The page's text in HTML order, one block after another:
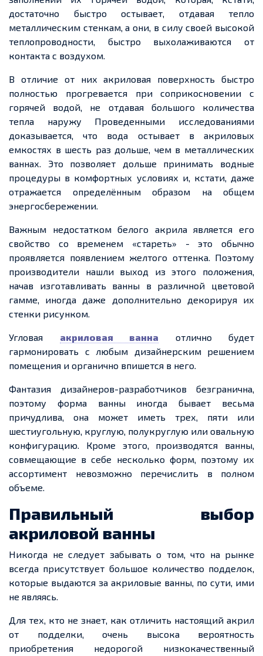
достаточно быстро остывает, отдавая тепло
металлическим стенкам, а они, в силу своей высокой
теплопроводности, быстро выхолаживаются от
контакта с воздухом.
В отличие от них акриловая поверхность быстро
полностью прогревается при соприкосновении с
горячей водой, не отдавая большого количества
тепла наружу Проведенными исследованиями
доказывается, что вода остывает в акриловых
емкостях в шесть раз дольше, чем в металлических
ваннах. Это позволяет дольше принимать водные
процедуры в комфортных условиях и, кстати, даже
отражается определённым образом на общем
энергосбережении.
Важным недостатком белого акрила является его
свойство со временем «стареть» - это обычно
проявляется появлением желтого оттенка. Поэтому
производители нашли выход из этого положения,
начав изготавливать ванны в различной цветовой
гамме, иногда даже дополнительно декорируя их
стенки рисунком.
Угловая акриловая ванна отлично будет
гармонировать с любым дизайнерским решением
помещения и органично впишется в него.
Фантазия дизайнеров-разработчиков безгранична,
поэтому форма ванны иногда бывает весьма
причудлива, она может иметь трех, пяти или
шестиугольную, круглую, полукруглую или овальную
конфигурацию. Кроме этого, производятся ванны,
совмещающие в себе несколько форм, поэтому их
ассортимент невозможно перечислить в полном
объеме.
Правильный выбор
акриловой ванны
Никогда не следует забывать о том, что на рынке
всегда присутствует большое количество подделок,
которые выдаются за акриловые ванны, по сути, ими
не являясь.
Для тех, кто не знает, как отличить настоящий акрил
от подделки, очень высока вероятность
приобретения недорогой низкокачественный